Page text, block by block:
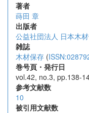
著者
蒔田 章
出版者
公益社団法人 日本木
雑誌
木材保存 (
巻号頁・発行日
vol.42, no.3, pp.138-
参考文献数
10
被引用文献数